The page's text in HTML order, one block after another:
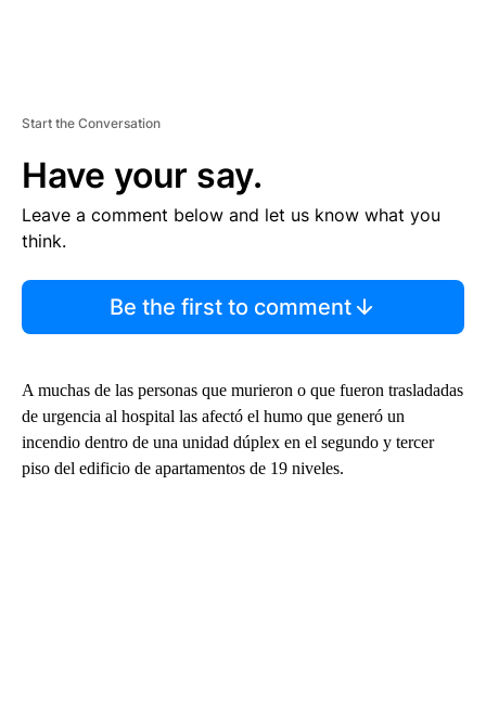
Start the Conversation
Have your say.
Leave a comment below and let us know what you
think.
Be the first to comment
A muchas de las personas que murieron o que fueron trasladadas
de urgencia al hospital las afectó el humo que generó un
incendio dentro de una unidad dúplex en el segundo y tercer
piso del edificio de apartamentos de 19 niveles.